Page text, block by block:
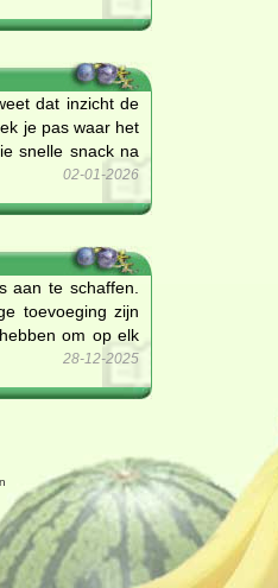
dat inzicht de
je pas waar het
snelle snack na
02-01-2026
aan te schaffen.
toevoeging zijn
om op elk
28-12-2025